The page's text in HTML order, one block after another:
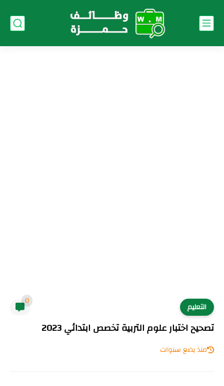
التعليم 0
تصحيح اختبار علوم التربية تخصص ابتدائي 2023
منذ بضع سنوات